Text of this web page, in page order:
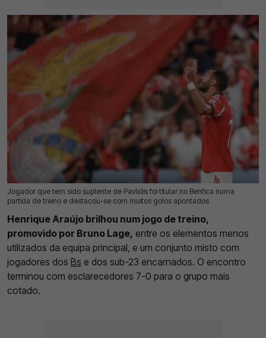
Jogador que tem sido suplente de Pavlidis foi titular no Benfica numa
partida de treino e destacou-se com muitos golos apontados
18 Ago 2025 | 15:36 | 0
Henrique Araújo brilhou num jogo de treino,
promovido por Bruno Lage, entre os elementos menos
utilizados da equipa principal, e um conjunto misto com
jogadores dos Bs e dos sub-23 encarnados. O encontro
terminou com esclarecedores 7-0 para o grupo mais
cotado.